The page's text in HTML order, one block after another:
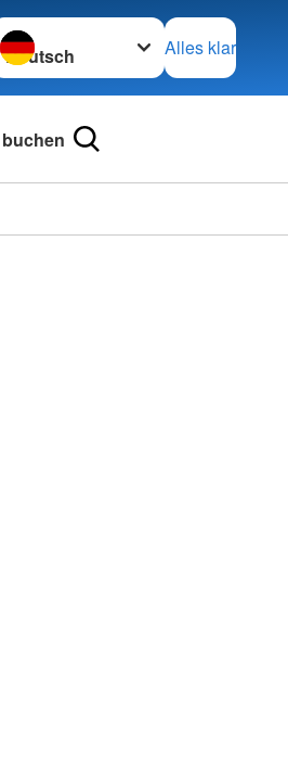
wechseln zu
Alles klar